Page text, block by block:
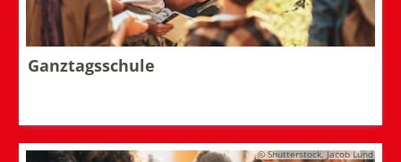
Ganztagsschule
© Shutterstock, Jacob Lund